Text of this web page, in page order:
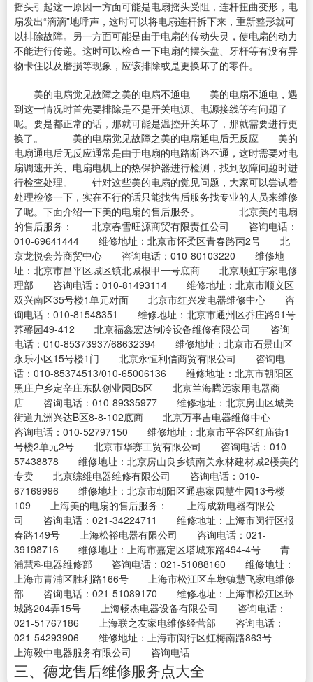
摇头引起这一原因一方面可能是电扇摇头受阻，连杆扭曲变形，电
扇发出“滴滴”地呼声，这时可以将电扇连杆拆下来，重新整形就可
以排除故障。另一方面可能是由于电扇的传动失灵，使电扇的动力
不能进行传递。这时可以检查一下电扇的摆头盘、牙杆等有没有异
物卡住以及磨损等现象，应该排除或是更换坏了的零件。
美的电扇觉见故障之美的电扇不通电 美的电扇不通电，遇
到这一情况时首先要排除是不是开关电源、电源接线等有问题了
呢。要是都正常的话，那就可能是温控开关坏了，那就需要进行更
换了。 美的电扇觉见故障之美的电扇通电后无反应 美的
电扇通电后无反应通常是由于电扇的电路断路不通，这时需要对电
扇调速开关、电扇电机上的热保护器进行检测，找到故障问题时进
行检查处理。 针对这些美的电扇的觉见问题，大家可以尝试着
处理检修一下，实在不行的话只能找售后服务找专业的人员来维修
了呢。下面介绍一下美的电扇的售后服务。 北京美的电扇
的售后服务： 北京春雪旺源商贸有限责任公司 咨询电话：
010-69641444 维修地址：北京市怀柔区青春路丙2号 北
京龙悦会芳商贸中心 咨询电话：010-80103220 维修地
址：北京市昌平区城区镇北城根甲一号底商 北京顺虹宇家电修
理部 咨询电话：010-81493114 维修地址：北京市顺义区
双兴南区35号楼1单元对面 北京市红兴发电器维修中心 咨
询电话：010-81548351 维修地址：北京市通州区乔庄路91号
荞馨园49-412 北京福鑫宏达制冷设备维修有限公司 咨询
电话：010-85373937/68632394 维修地址：北京市石景山区
永乐小区15号楼1门 北京永恒利信商贸有限公司 咨询电
话：010-85374513/010-65006136 维修地址：北京市朝阳区
黑庄户乡定辛庄东队创业园B5区 北京兰海腾远家用电器商
店 咨询电话：010-89335977 维修地址：北京房山区城关
街道九洲兴达B区8-8-102底商 北京万事吉电器维修中心
咨询电话：010-52797150 维修地址：北京市平谷区红庙街1
号楼2单元2号 北京市华赛工贸有限公司 咨询电话：010-
57438878 维修地址：北京房山良乡镇南关永林建材城2楼美的
专卖 北京综维电器维修有限公司 咨询电话：010-
67169996 维修地址：北京市朝阳区通惠家园慧生园13号楼
109 上海美的电扇的售后服务： 上海成新电器有限公
司 咨询电话：021-34224711 维修地址：上海市闵行区报
春路149号 上海松裕电器有限公司 咨询电话：021-
39198716 维修地址：上海市嘉定区塔城东路494-4号 青
浦慧科电器维修部 咨询电话：021-51088160 维修地址：
上海市青浦区胜利路166号 上海市松江区车墩镇慧飞家电维修
部 咨询电话：021-51089170 维修地址：上海市松江区环
城路204弄15号 上海畅杰电器设备有限公司 咨询电话：
021-51767186 上海联之友家电维修经营部 咨询电话：
021-54293906 维修地址：上海市闵行区虹梅南路863号
上海毅中电器服务有限公司 咨询电话
三、德龙售后维修服务点大全